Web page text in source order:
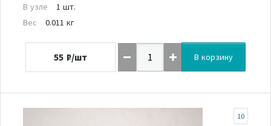
В узле
1 шт.
Вес
0.011 кг
55 ₽/шт В корзину
10